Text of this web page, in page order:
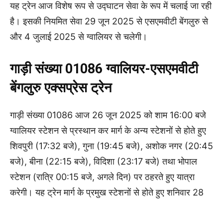
यह ट्रेन आज विशेष रूप से उद्घाटन सेवा के रूप में चलाई जा रही
है। इसकी नियमित सेवा 29 जून 2025 से एसएमवीटी बेंगलुरु से
और 4 जुलाई 2025 से ग्वालियर से चलेगी।
गाड़ी संख्या 01086 ग्वालियर-एसएमवीटी
बेंगलुरु एक्सप्रेस ट्रेन
गाड़ी संख्या 01086 आज 26 जून 2025 को शाम 16:00 बजे
ग्वालियर स्टेशन से प्रस्थान कर मार्ग के अन्य स्टेशनों से होते हुए
शिवपुरी (17:32 बजे), गुना (19:45 बजे), अशोक नगर (20:45
बजे), बीना (22:15 बजे), विदिशा (23:17 बजे) तथा भोपाल
स्टेशन (रात्रि 00:15 बजे, अगले दिन) पर ठहरते हुए यात्रा
करेगी। यह ट्रेन मार्ग के प्रमुख स्टेशनों से होते हुए शनिवार 28